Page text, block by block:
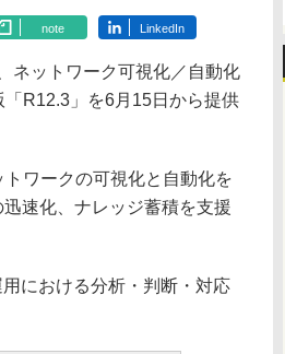
note LinkedIn
ネットワーク可視化／自動化
R12.3」を6月15日から提供
ワークの可視化と自動化を
速化、ナレッジ蓄積を支援
における分析・判断・対応